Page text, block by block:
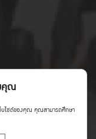
คุณ
บไซต์ของคุณ คุณสามารถศึกษา